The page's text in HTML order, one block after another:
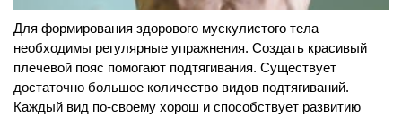
Для формирования здорового мускулистого тела
необходимы регулярные упражнения. Создать красивый
плечевой пояс помогают подтягивания. Существует
достаточно большое количество видов подтягиваний.
Каждый вид по-своему хорош и способствует развитию